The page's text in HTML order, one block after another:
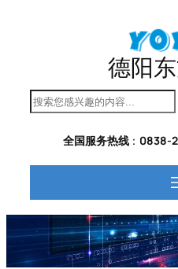
德阳
全国服务热线： 0838-